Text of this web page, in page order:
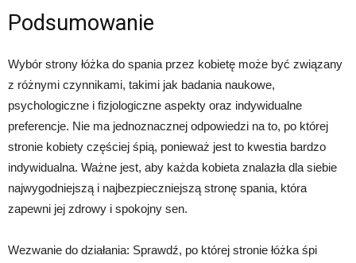
Podsumowanie
Wybór strony łóżka do spania przez kobietę może być związany
z różnymi czynnikami, takimi jak badania naukowe,
psychologiczne i fizjologiczne aspekty oraz indywidualne
preferencje. Nie ma jednoznacznej odpowiedzi na to, po której
stronie kobiety częściej śpią, ponieważ jest to kwestia bardzo
indywidualna. Ważne jest, aby każda kobieta znalazła dla siebie
najwygodniejszą i najbezpieczniejszą stronę spania, która
zapewni jej zdrowy i spokojny sen.
Wezwanie do działania: Sprawdź, po której stronie łóżka śpi